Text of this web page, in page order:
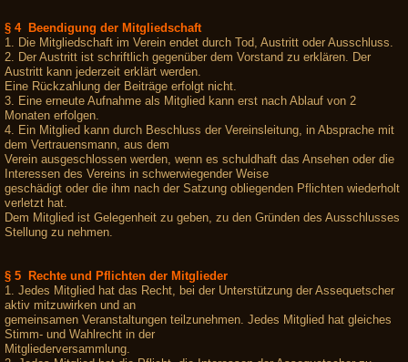
§ 4 Beendigung der Mitgliedschaft
1. Die Mitgliedschaft im Verein endet durch Tod, Austritt oder Ausschluss.
2. Der Austritt ist schriftlich gegenüber dem Vorstand zu erklären. Der
Austritt kann jederzeit erklärt werden.
Eine Rückzahlung der Beiträge erfolgt nicht.
3. Eine erneute Aufnahme als Mitglied kann erst nach Ablauf von 2
Monaten erfolgen.
4. Ein Mitglied kann durch Beschluss der Vereinsleitung, in Absprache mit
dem Vertrauensmann, aus dem
Verein ausgeschlossen werden, wenn es schuldhaft das Ansehen oder die
Interessen des Vereins in schwerwiegender Weise
geschädigt oder die ihm nach der Satzung obliegenden Pflichten wiederholt
verletzt hat.
Dem Mitglied ist Gelegenheit zu geben, zu den Gründen des Ausschlusses
Stellung zu nehmen.
§ 5 Rechte und Pflichten der Mitglieder
1. Jedes Mitglied hat das Recht, bei der Unterstützung der Assequetscher
aktiv mitzuwirken und an
gemeinsamen Veranstaltungen teilzunehmen. Jedes Mitglied hat gleiches
Stimm- und Wahlrecht in der
Mitgliederversammlung.